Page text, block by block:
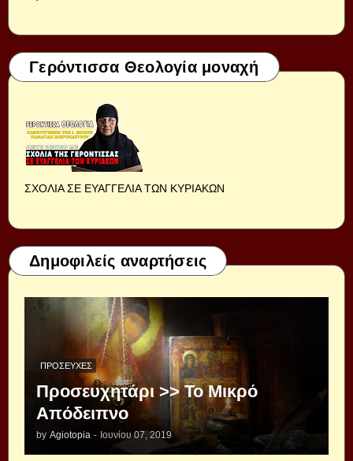
Γερόντισσα Θεολογία μοναχή
ΣΧΟΛΙΑ ΣΕ ΕΥΑΓΓΕΛΙΑ ΤΩΝ ΚΥΡΙΑΚΩΝ
Δημοφιλείς αναρτήσεις
ΠΡΟΣΕΥΧΈΣ
Προσευχητάρι >> Το Μικρό
Απόδειπνο
by Agiotopia - Ιουνίου 07, 2019